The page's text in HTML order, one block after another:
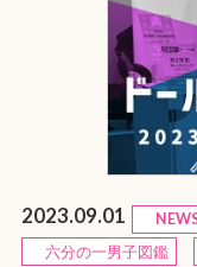
2023.09.01
六分の一男子図鑑